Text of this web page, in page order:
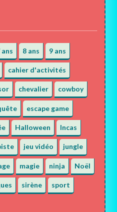
ans 8 ans 9 ans
cahier d'activités
chevalier cowboy
escape game
Halloween Incas
jeu vidéo jungle
magie ninja Noël
sirène sport